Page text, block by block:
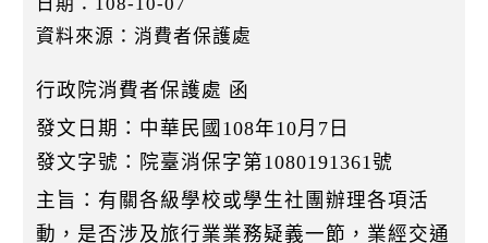
資料來源：消費者保護處
行政院消費者保護處 函
發文日期：中華民國108年10月7日
發文字號：院臺消保字第1080191361號
主旨：有關各級學校或學生社團辦理各項活
動，是否涉及旅行業業務疑義一節，業經交通